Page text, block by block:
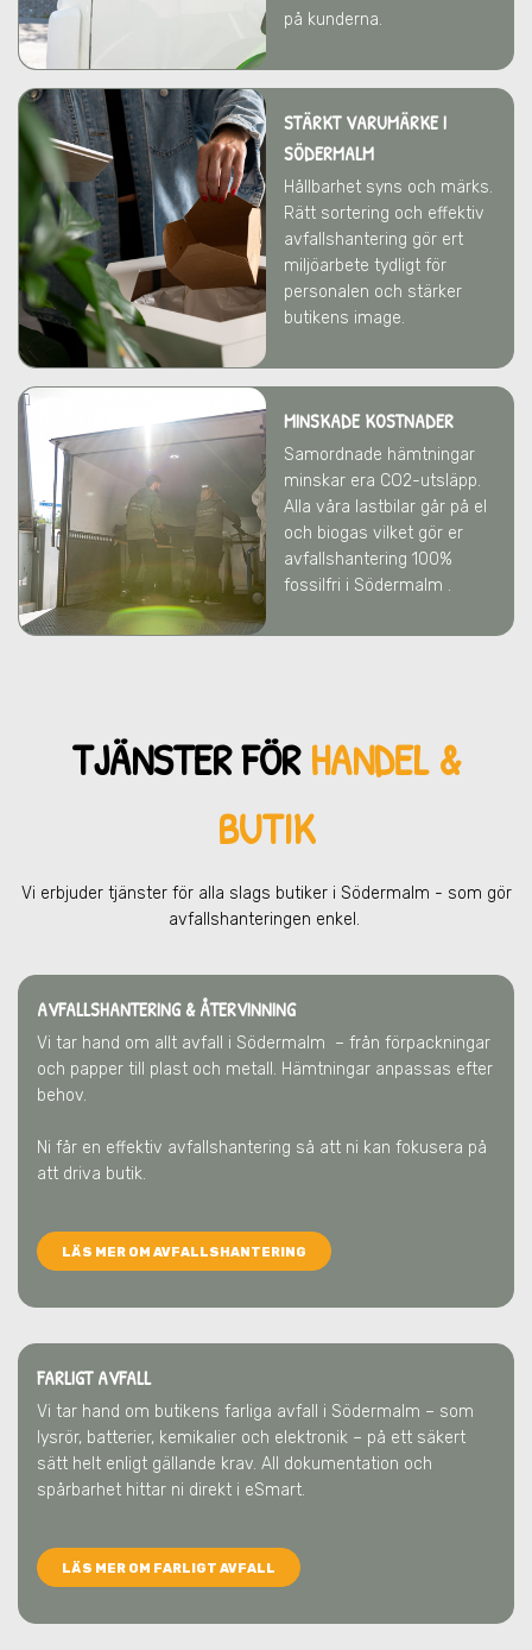
på kunderna.
STÄRKT VARUMÄRKEI
SÖDERMALM
Hållbarhet syns och märks.
Rätt sortering och effektiv
avfallshantering gör ert
miljöarbete tydligt för
personalen och stärker
butikens image.
MINSKADE KOSTNADER
Samordnade hämtningar
minskar era CO2-utsläpp.
Alla våra lastbilar går på el
och biogas vilket gör er
avfallshantering 100%
fossilfri i Södermalm .
TJÄNSTER FÖRHANDEL &
BUTIK
Vi erbjuder tjänster för alla slags butiker i Södermalm - som gör
avfallshanteringen enkel.
AVFALLSHANTERING & ÅTERVINNING
Vi tar hand om allt avfall i Södermalm – från förpackningar
och papper till plast och metall. Hämtningar anpassas efter
behov.
Ni får en effektiv avfallshantering så att ni kan fokusera på
att driva butik.
LÄS MER OM AVFALLSHANTERING
FARLIGT AVFALL
Vi tar hand om butikens farliga avfall i Södermalm – som
lysrör, batterier, kemikalier och elektronik – på ett säkert
sätt helt enligt gällande krav. All dokumentation och
spårbarhet hittar ni direkt i eSmart.
LÄS MER OM FARLIGT AVFALL